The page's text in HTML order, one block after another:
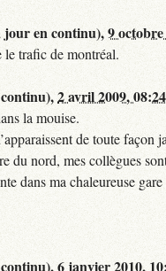
jour en continu),9
le trafic de montréal.
2 avril 2009, 08:24
la mouise.
de toute façon
du nord, mes collègues
dans ma chaleureuse
6 janvier 2010,